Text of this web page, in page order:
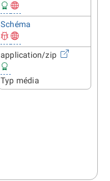
Schéma
application/zip
Typ média